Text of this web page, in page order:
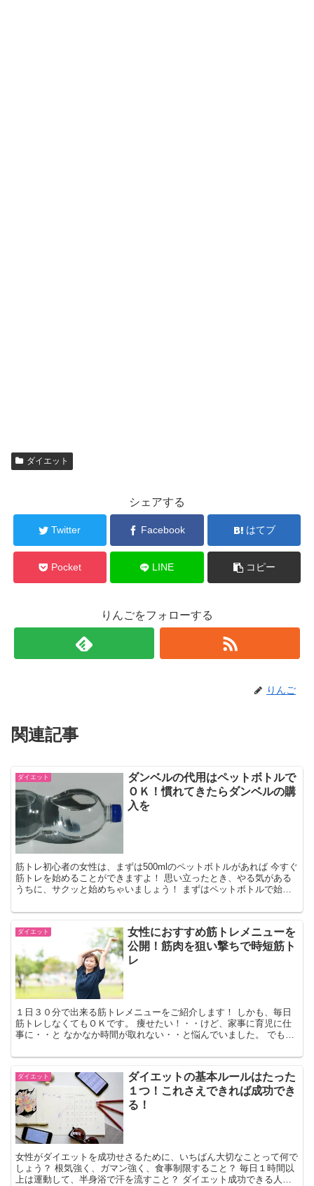
ダイエット
シェアする
Twitter Facebook はてブ
Pocket LINE コピー
りんごをフォローする
りんご
関連記事
ダイエット
ダンベルの代用はペットボトルで
ＯＫ！慣れてきたらダンベルの購
入を
筋トレ初心者の女性は、まずは500mlのペットボトルがあれば 今すぐ
筋トレを始めることができますよ！ 思い立ったとき、やる気がある
うちに、サクッと始めちゃいましょう！ まずはペットボトルで始め
ダイエット
女性におすすめ筋トレメニューを
公開！筋肉を狙い撃ちで時短筋ト
レ
１日３０分で出来る筋トレメニューをご紹介します！ しかも、毎日
筋トレしなくてもＯＫです。 痩せたい！・・けど、家事に育児に仕
事に・・と なかなか時間が取れない・・と悩んでいました。 でも、
ダイエット
ダイエットの基本ルールはたった
１つ！これさえできれば成功でき
る！
女性がダイエットを成功せさるために、いちばん大切なことって何で
しょう？ 根気強く、ガマン強く、食事制限すること？ 毎日１時間以
上は運動して、半身浴で汗を流すこと？ ダイエット成功できる人＝